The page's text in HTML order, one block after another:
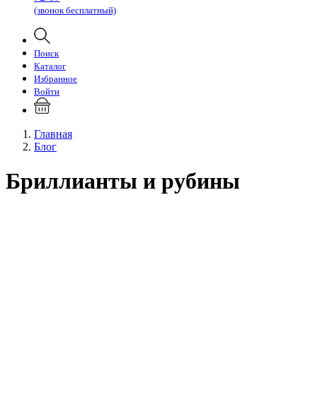
(звонок бесплатный)
Поиск
Каталог
Избранное
Войти
Главная
Блог
Бриллианты и рубины